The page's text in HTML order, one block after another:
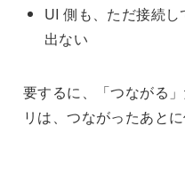
UI 側も、ただ接続
出ない
要するに、「つながる
リは、つながったあと